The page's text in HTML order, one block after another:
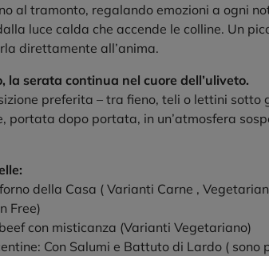
al tramonto, regalando emozioni a ogni
luce calda che accende le colline. Un
direttamente all’anima.
la serata continua nel cuore dell’uliveto.
preferita – tra fieno, teli o lettini sotto
portata dopo portata, in un’atmosfera
della Casa ( Varianti Carne ,
Free)
con misticanza (Varianti Vegetariano)
Con Salumi e Battuto di Lardo ( sono